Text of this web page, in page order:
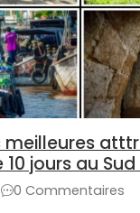
meilleures
jours au
0 Commentaires